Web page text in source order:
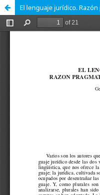
El lenguaje jurídico.